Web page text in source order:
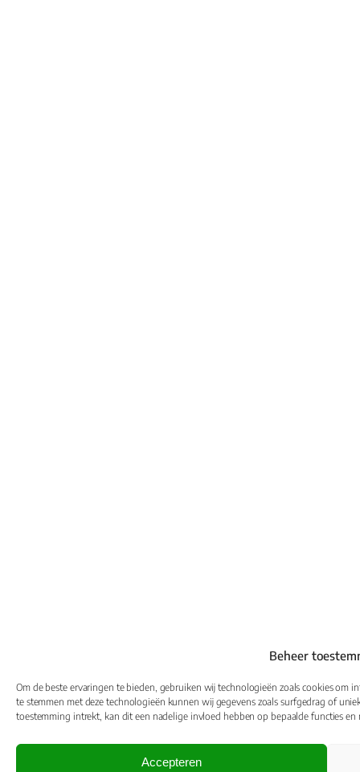
Beheer
Om de beste ervaringen te bieden, gebruiken wij technologieën zoals cookies om
te stemmen met deze technologieën kunnen wij gegevens zoals surfgedrag of
toestemming intrekt, kan dit een nadelige invloed hebben op bepaalde functies en
Accepteren